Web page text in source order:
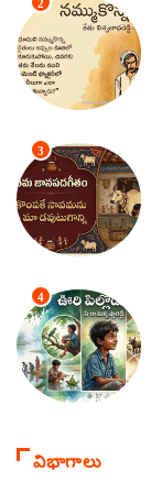
2
3
4
విభాగాలు